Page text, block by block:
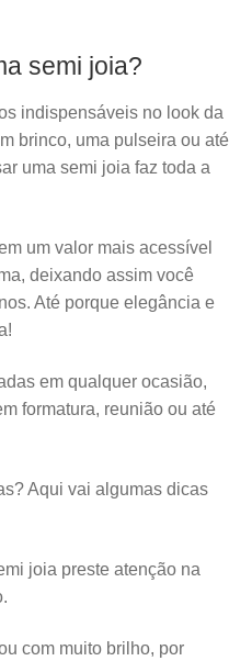
semi joia?
indispensáveis no look da
brinco, uma pulseira ou até
uma semi joia faz toda a
um valor mais acessível
deixando assim você
Até porque elegância e
em qualquer ocasião,
formatura, reunião ou até
Aqui vai algumas dicas
joia preste atenção na
com muito brilho, por